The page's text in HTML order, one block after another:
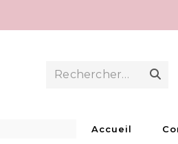
Rechercher…
Accueil